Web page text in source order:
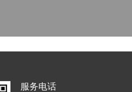
服务电话